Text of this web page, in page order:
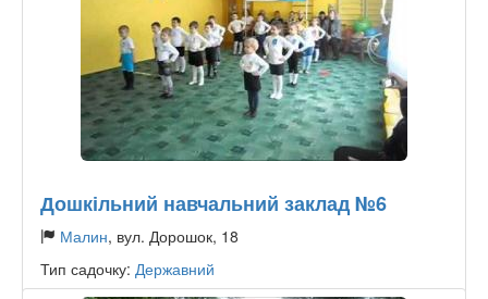
Дошкільний навчальний заклад №6
Малин, вул. Дорошок, 18
Тип садочку: Державний